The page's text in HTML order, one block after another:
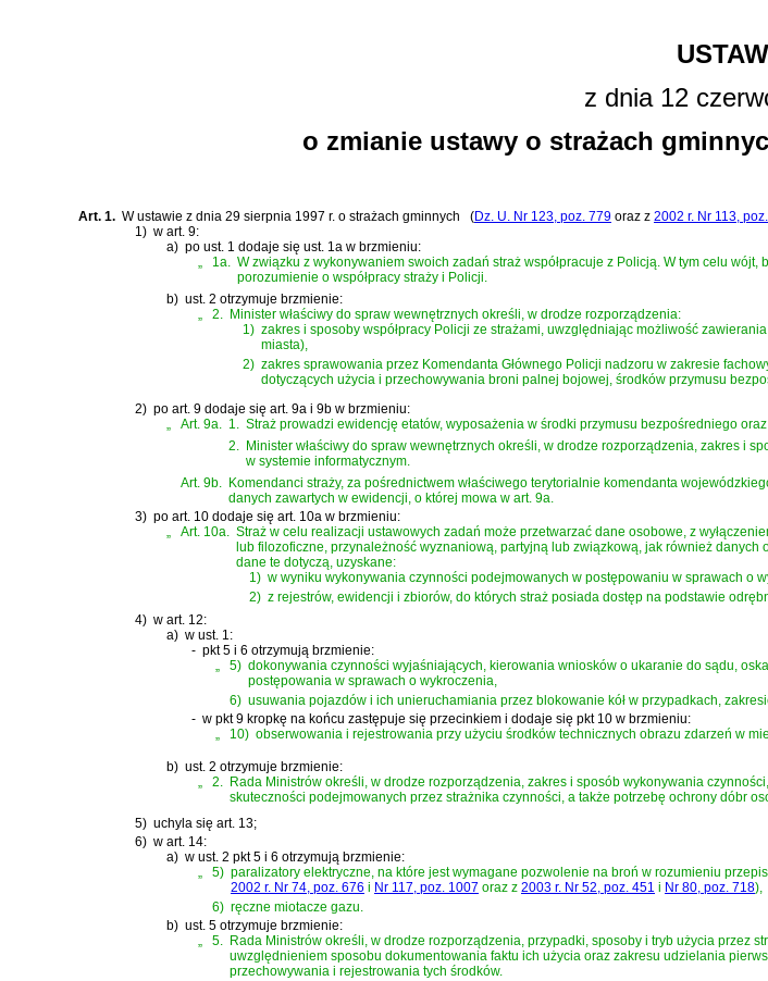
z dnia 12
o zmianie ustawy o strażach
Art. 1. Wustawie z dnia 29 sierpnia 1997 r. o strażach gminnych (Dz. U. Nr 123, poz. 779 oraz z 2002 r. Nr 113,
1) w art. 9:
a) po ust. 1 dodaje się ust. 1a w brzmieniu:
„
1a. W związku z wykonywaniem swoich zadań straż współpracuje z Policją. W tym celu
porozumienie o współpracy straży i Policji.
b) ust. 2 otrzymuje brzmienie:
„
2. Minister właściwy do spraw wewnętrznych określi, w drodze rozporządzenia:
1) zakres i sposoby współpracy Policji ze strażami, uwzględniając możliwość
miasta),
2) zakres sprawowania przez Komendanta Głównego Policji nadzoru w zakresie
dotyczących użycia i przechowywania broni palnej bojowej, środków przymusu
2) po art. 9 dodaje się art. 9a i 9b w brzmieniu:
Art. 9a. 1.
Straż prowadzi ewidencję etatów, wyposażenia w środki przymusu bezpośredniego oraz
2.
Minister właściwy do spraw wewnętrznych określi, w drodze rozporządzenia, zakres i
w systemie informatycznym.
Art. 9b.
Komendanci straży, za pośrednictwem właściwego terytorialnie komendanta
danych zawartych w ewidencji, o której mowa w art. 9a.
3) po art. 10 dodaje się art. 10a w brzmieniu:
„
Art. 10a. Straż w celu realizacji ustawowych zadań może przetwarzać dane osobowe, z
lub filozoficzne, przynależność wyznaniową, partyjną lub związkową, jak również
dane te dotyczą, uzyskane:
1) w wyniku wykonywania czynności podejmowanych w postępowaniu w sprawach o
2) z rejestrów, ewidencji i zbiorów, do których straż posiada dostęp na podstawie
4) w art. 12:
a) w ust. 1:
- pkt 5 i 6 otrzymują brzmienie:
„
5) dokonywania czynności wyjaśniających, kierowania wniosków o ukaranie do sądu,
postępowania w sprawach o wykroczenia,
6) usuwania pojazdów i ich unieruchamiania przez blokowanie kół w przypadkach,
- w pkt 9 kropkę na końcu zastępuje się przecinkiem i dodaje się pkt 10 w brzmieniu:
„
10) obserwowania i rejestrowania przy użyciu środków technicznych obrazu zdarzeń w
b) ust. 2 otrzymuje brzmienie:
„
2. Rada Ministrów określi, w drodze rozporządzenia, zakres i sposób wykonywania
skuteczności podejmowanych przez strażnika czynności, a także potrzebę ochrony dóbr
5) uchyla się art. 13;
6) w art. 14:
a) w ust. 2 pkt 5 i 6 otrzymują brzmienie:
„
5) paralizatory elektryczne, na które jest wymagane pozwolenie na broń w rozumieniu
2002 r. Nr 74, poz. 676 i Nr 117, poz. 1007 oraz z 2003 r. Nr 52, poz. 451 i Nr 80, poz. 718),
6) ręczne miotacze gazu.
b) ust. 5 otrzymuje brzmienie:
„
5. Rada Ministrów określi, w drodze rozporządzenia, przypadki, sposoby i tryb użycia przez
uwzględnieniem sposobu dokumentowania faktu ich użycia oraz zakresu udzielania
przechowywania i rejestrowania tych środków.